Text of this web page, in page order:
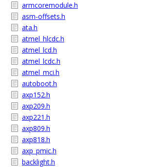
armcoremodule.h
asm-offsets.h
ata.h
atmel_hlcdc.h
atmel_lcd.h
atmel_lcdc.h
atmel_mci.h
autoboot.h
axp152.h
axp209.h
axp221.h
axp809.h
axp818.h
axp_pmic.h
backlight.h